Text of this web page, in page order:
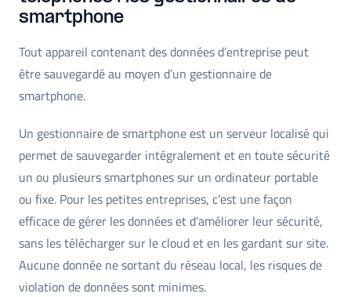
smartphone
Tout appareil contenant des données d’entreprise peut
être sauvegardé au moyen d’un gestionnaire de
smartphone.
Un gestionnaire de smartphone est un serveur localisé qui
permet de sauvegarder intégralement et en toute sécurité
un ou plusieurs smartphones sur un ordinateur portable
ou fixe. Pour les petites entreprises, c’est une façon
efficace de gérer les données et d’améliorer leur sécurité,
sans les télécharger sur le cloud et en les gardant sur site.
Aucune donnée ne sortant du réseau local, les risques de
violation de données sont minimes.